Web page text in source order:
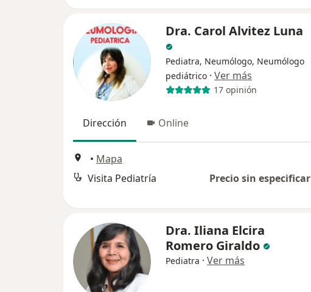
Dra. Carol Alvitez Luna
Pediatra, Neumólogo, Neumólogo
pediátrico · Ver más
17 opinión
Dirección Online
• Mapa
Visita Pediatría
Precio sin especificar
Dra. Iliana Elcira
Romero Giraldo
Pediatra · Ver más